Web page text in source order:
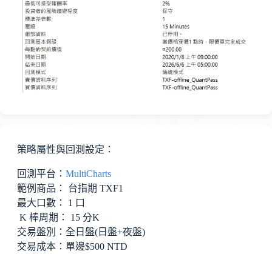
策略屬性與回測設定：
回測平台： MultiCharts
範例商品： 台指期 TXF1
最大口數： 1 口
K 棒周期： 15 分K
交易盤別：全日盤(日盤+夜盤)
交易成本：單邊$500 NTD